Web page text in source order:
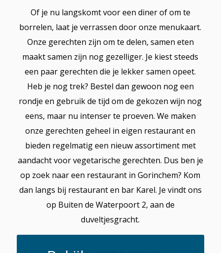
Of je nu langskomt voor een diner of om te
borrelen, laat je verrassen door onze menukaart.
Onze gerechten zijn om te delen, samen eten
maakt samen zijn nog gezelliger. Je kiest steeds
een paar gerechten die je lekker samen opeet.
Heb je nog trek? Bestel dan gewoon nog een
rondje en gebruik de tijd om de gekozen wijn nog
eens, maar nu intenser te proeven. We maken
onze gerechten geheel in eigen restaurant en
bieden regelmatig een nieuw assortiment met
aandacht voor vegetarische gerechten. Dus ben je
op zoek naar een restaurant in Gorinchem? Kom
dan langs bij restaurant en bar Karel. Je vindt ons
op Buiten de Waterpoort 2, aan de
duveltjesgracht.